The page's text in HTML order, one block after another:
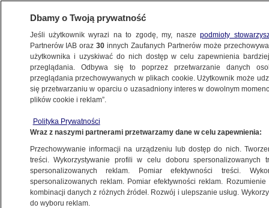
METEO
PROGNOZA
Termometry pokażą do 16 stopni, może
popadać
19.05.2025, 02:00
Udostępnij
Dbamy o Twoją prywatność
Jeśli użytkownik wyrazi na to zgodę, my, naszepodmioty
Partnerów IAB oraz30 innych Zaufanych Partnerów może
użytkownika i uzyskiwać do nich dostęp w celu zapewnienia
przeglądania. Odbywa się to poprzez przetwarzanie danych
przeglądania przechowywanych w plikach cookie. Użytkownik może
się przetwarzaniu w oparciu o uzasadniony interes w dowolnym
plików cookie i reklam”.
Polityka Prywatności
Wraz z naszymi partnerami przetwarzamy dane w celu zapewnienia:
Przechowywanie informacji na urządzeniu lub dostęp do nich.
treści. Wykorzystywanie profili w celu doboru spersonalizowanych
spersonalizowanych reklam. Pomiar efektywności treści.
spersonalizowanych reklam. Pomiar efektywności reklam.
kombinacji danych z różnych źródeł. Rozwój i ulepszanie usług.
do wyboru reklam.